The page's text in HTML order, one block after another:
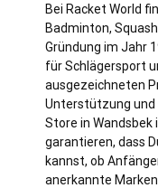
Bei Racket World
Badminton,
Gründung im Jahr
für Schlägersport
ausgezeichneten
Unterstützung und
Store in Wandsbek
garantieren, dass
kannst, ob
anerkannte